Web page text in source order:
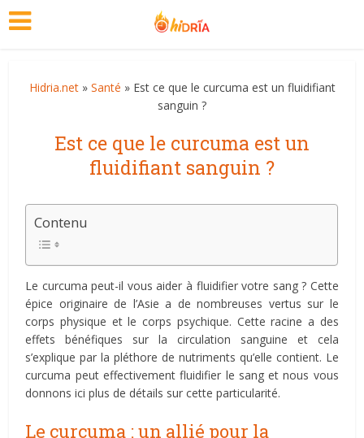
Hidria.net» Santé » Est ce que le curcuma est un fluidifiant
sanguin ?
Est ce que le curcuma est un
fluidifiant sanguin ?
Contenu
Le curcuma peut-il vous aider à fluidifier votre sang ? Cette
épice originaire de l’Asie a de nombreuses vertus sur le
corps physique et le corps psychique. Cette racine a des
effets bénéfiques sur la circulation sanguine et cela
s’explique par la pléthore de nutriments qu’elle contient. Le
curcuma peut effectivement fluidifier le sang et nous vous
donnons ici plus de détails sur cette particularité.
Le curcuma : un allié pour la